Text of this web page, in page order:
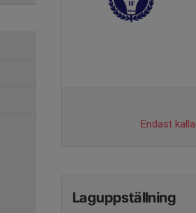
Endast
Laguppställning